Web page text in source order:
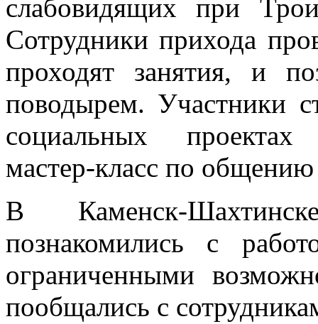
слабовидящих при
Сотрудники прихода
проходят занятия, и
поводырем. Участники
социальных
мастер‑класс по
В
познакомились с
ограниченными
пообщались с